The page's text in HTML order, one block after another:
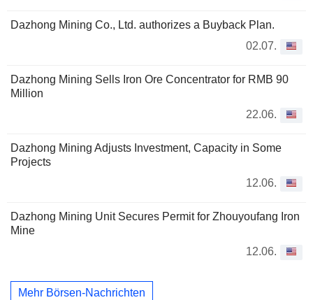
Dazhong Mining Co., Ltd. authorizes a Buyback Plan.
02.07.
Dazhong Mining Sells Iron Ore Concentrator for RMB 90
Million
22.06.
Dazhong Mining Adjusts Investment, Capacity in Some
Projects
12.06.
Dazhong Mining Unit Secures Permit for Zhouyoufang Iron
Mine
12.06.
Mehr Börsen-Nachrichten